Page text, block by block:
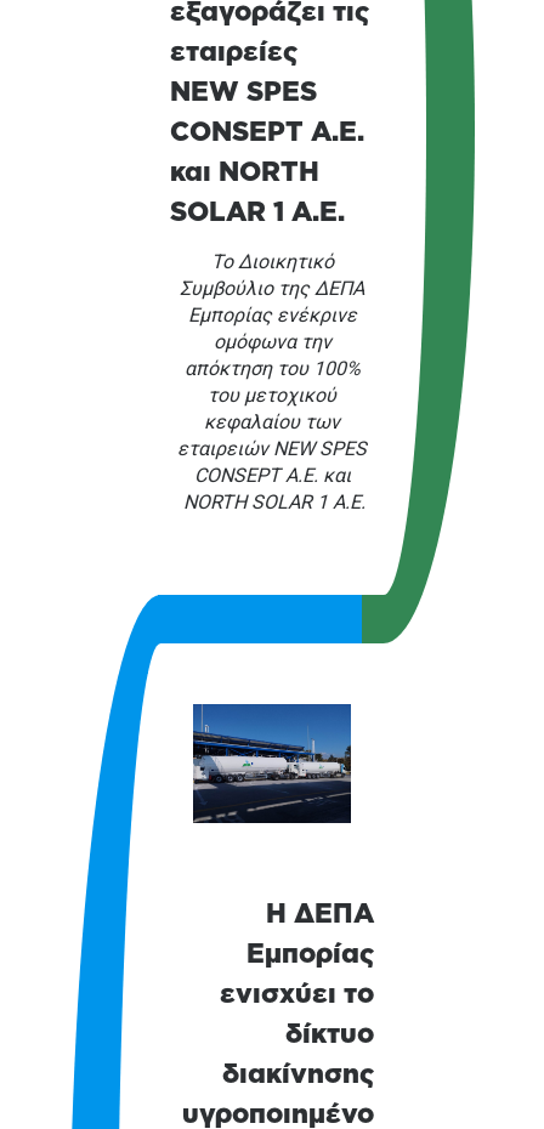
εξαγοράζει τις
εταιρείες
NEW SPES
CONSEPT A.E.
και NORTH
SOLAR 1 A.E.
Το Διοικητικό
Συμβούλιο της ΔΕΠΑ
Εμπορίας ενέκρινε
ομόφωνα την
απόκτηση του 100%
του μετοχικού
κεφαλαίου των
εταιρειών NEW SPES
CONSEPT A.E. και
NORTH SOLAR 1 Α.Ε.
Η ΔΕΠΑ
Εμπορίας
ενισχύει το
δίκτυο
διακίνησης
υγροποιημένο